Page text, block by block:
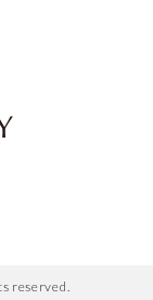
reserved.